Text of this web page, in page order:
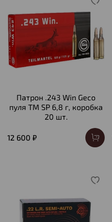
Патрон .243 Win Geco
пуля TM SP 6,8 г, коробка
20 шт.
12 600 ₽